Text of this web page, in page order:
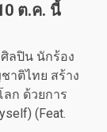
ต.ค. นี้
ลปิน นักร้อง
าติไทย สร้าง
ก ด้วยการ
(Feat.